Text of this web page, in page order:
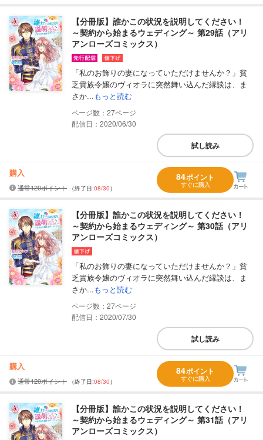
【分冊版】誰かこの状況を説明してください！
～契約から始まるウェディング～ 第29話（アリ
アンローズコミックス）
「私のお飾りの妻になっていただけませんか？」貧
乏貴族令嬢のヴィオラに突然舞い込んだ縁談は、ま
さか...もっと読む
27
配信日：2020/06/30
試し読み
購入
通常120ポイント （終了日:08/30）
84ポイント
すぐに購入
【分冊版】誰かこの状況を説明してください！
～契約から始まるウェディング～ 第30話（アリ
アンローズコミックス）
「私のお飾りの妻になっていただけませんか？」貧
乏貴族令嬢のヴィオラに突然舞い込んだ縁談は、ま
さか...もっと読む
27
配信日：2020/07/30
試し読み
購入
通常120ポイント （終了日:08/30）
84ポイント
すぐに購入
【分冊版】誰かこの状況を説明してください！
～契約から始まるウェディング～ 第31話（アリ
アンローズコミックス）